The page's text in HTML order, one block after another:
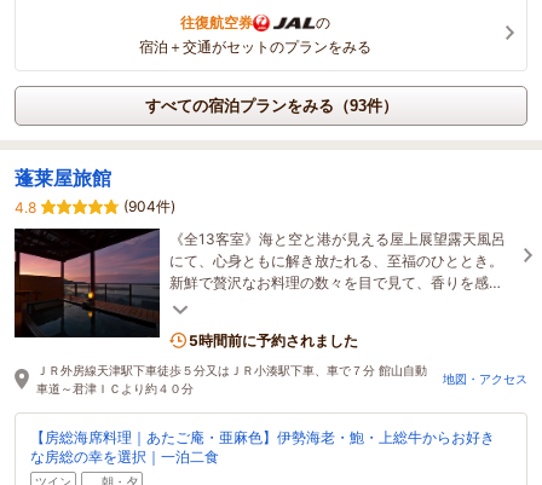
往復航空券
の
宿泊＋交通がセットのプランをみる
すべての宿泊プランをみる（93件）
蓬莱屋旅館
4.8
(904件)
《全13客室》海と空と港が見える屋上展望露天風呂
にて、心身ともに解き放たれる、至福のひととき。
新鮮で贅沢なお料理の数々を目で見て、香りを感
じ、舌で味わう。房総の豊かな食文化をご堪能くだ
5時間前に予約されました
ＪＲ外房線天津駅下車徒歩５分又はＪＲ小湊駅下車、車で７分 館山自動
車道～君津ＩＣより約４０分
地図・アクセス
【房総海席料理｜あたご庵・亜麻色】伊勢海老・鮑・上総牛からお好き
な房総の幸を選択｜一泊二食
ツイン 朝・夕